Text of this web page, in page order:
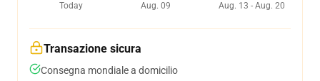
Today
Aug. 09
Aug. 13 - Aug. 20
Transazione sicura
Consegna mondiale a domicilio